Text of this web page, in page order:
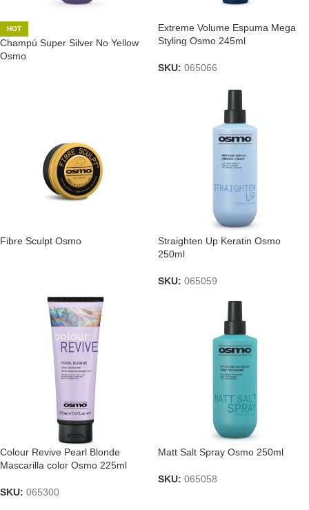
HOT
Champú Super Silver No Yellow
Osmo
Extreme Volume Espuma Mega
Styling Osmo 245ml
SKU: 065066
Fibre Sculpt Osmo
Straighten Up Keratin Osmo
250ml
SKU: 065059
Colour Revive Pearl Blonde
Mascarilla color Osmo 225ml
SKU: 065300
Matt Salt Spray Osmo 250ml
SKU: 065058